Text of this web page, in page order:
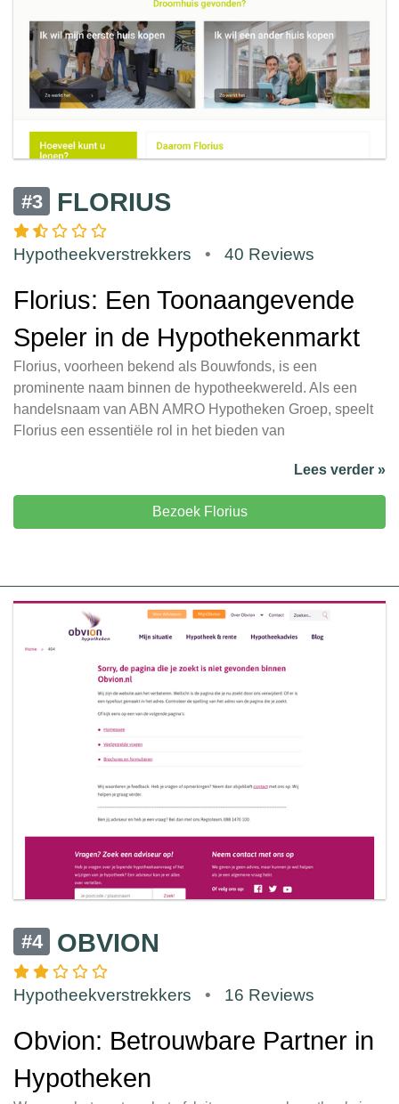
#3 FLORIUS
Hypotheekverstrekkers • 40 Reviews
Florius: Een Toonaangevende
Speler in de Hypothekenmarkt
Florius, voorheen bekend als Bouwfonds, is een
prominente naam binnen de hypotheekwereld. Als een
handelsnaam van ABN AMRO Hypotheken Groep, speelt
Florius een essentiële rol in het bieden van
Lees verder »
Bezoek Florius
#4 OBVION
Hypotheekverstrekkers • 16 Reviews
Obvion: Betrouwbare Partner in
Hypotheken